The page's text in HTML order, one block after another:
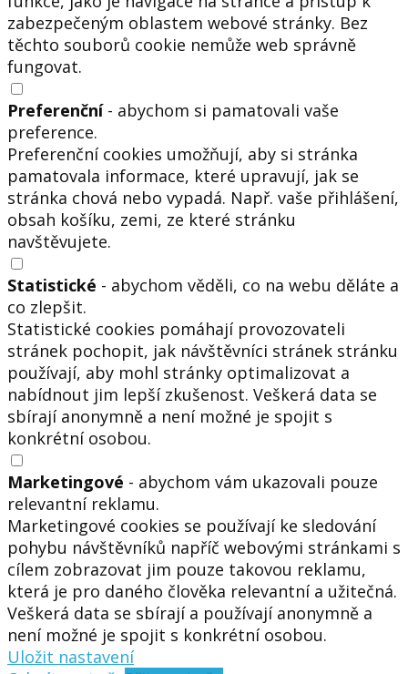
zabezpečeným oblastem webové stránky. Bez
těchto souborů cookie nemůže web správně
fungovat.
Preferenční- abychom si pamatovali vaše
preference.
Preferenční cookies umožňují, aby si stránka
pamatovala informace, které upravují, jak se
stránka chová nebo vypadá. Např. vaše přihlášení,
obsah košíku, zemi, ze které stránku
navštěvujete.
Statistické - abychom věděli, co na webu děláte a
co zlepšit.
Statistické cookies pomáhají provozovateli
stránek pochopit, jak návštěvníci stránek stránku
používají, aby mohl stránky optimalizovat a
nabídnout jim lepší zkušenost. Veškerá data se
sbírají anonymně a není možné je spojit s
konkrétní osobou.
Marketingové - abychom vám ukazovali pouze
relevantní reklamu.
Marketingové cookies se používají ke sledování
pohybu návštěvníků napříč webovými stránkami s
cílem zobrazovat jim pouze takovou reklamu,
která je pro daného člověka relevantní a užitečná.
Veškerá data se sbírají a používají anonymně a
není možné je spojit s konkrétní osobou.
Uložit nastavení